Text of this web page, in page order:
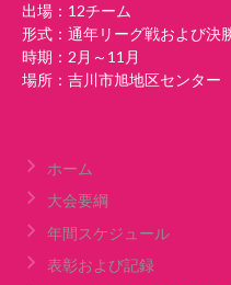
出場：12チーム
形式：通年リーグ戦および決
時期：2月～11月
場所：吉川市旭地区センター
ホーム
大会要綱
年間スケジュール
表彰および記録